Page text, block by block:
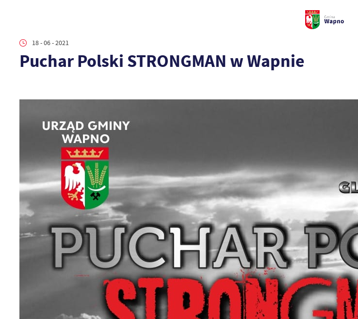
18 - 06 - 2021
Puchar Polski STRONGMAN w Wapnie